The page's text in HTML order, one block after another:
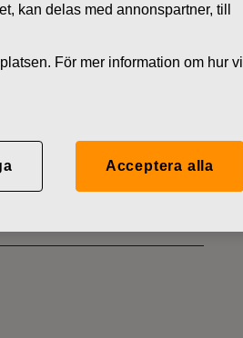
kan delas med annonspartner, till
För mer information om hur vi
Acceptera alla